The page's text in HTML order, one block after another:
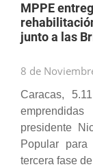
MPPE
junto a las
8 de
Caracas,
presidente
Popular
tercera fase